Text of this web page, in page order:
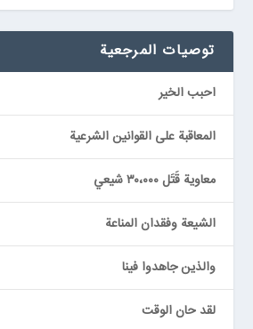
توصيات المرجعیة
احبب الخير
المعاقبة على القوانين الشرعية
معاوية قَتَل ٣٠،٠٠٠ شيعي
الشيعة وفقدان المناعة
والذين جاهدوا فينا
لقد حان الوقت